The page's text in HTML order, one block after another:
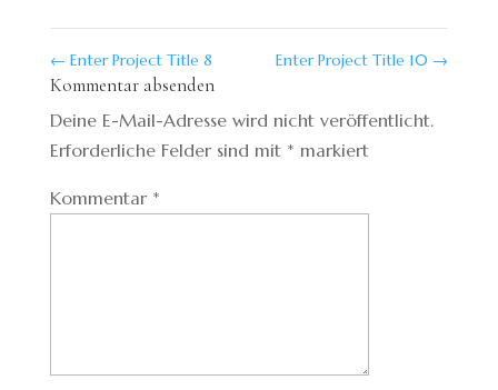
← Enter Project Title 8 Enter Project Title 10 →
Kommentar absenden
Deine E-Mail-Adresse wird nicht veröffentlicht.
Erforderliche Felder sind mit * markiert
Kommentar *